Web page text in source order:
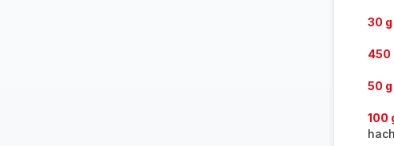
30 g
450
50 g
100